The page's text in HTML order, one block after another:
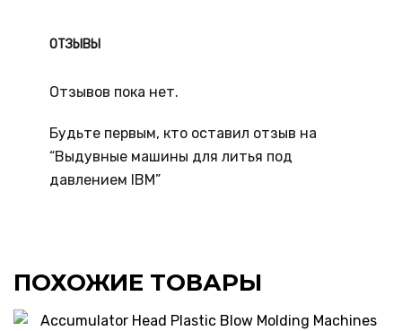
ОТЗЫВЫ
Отзывов пока нет.
Будьте первым, кто оставил отзыв на
“Выдувные машины для литья под
давлением IBM”
ПОХОЖИЕ ТОВАРЫ